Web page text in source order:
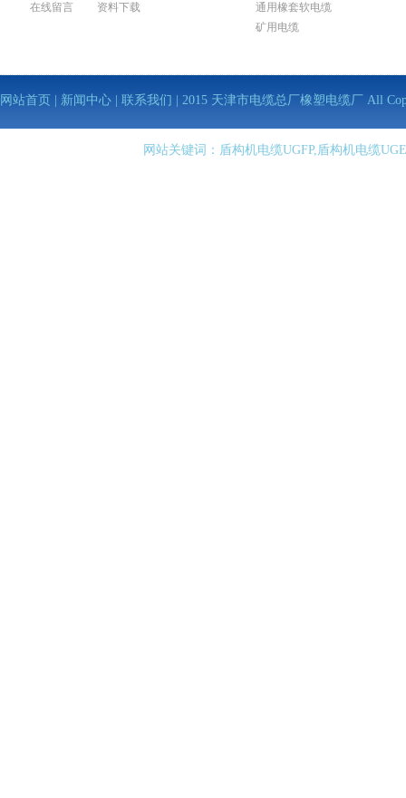
在线留言
资料下载
通用橡套软电缆
矿用电缆
网站首页 新闻中心 联系我们 | 2015 天津市电缆总厂橡塑电缆厂 All
网站关键词：盾构机电缆UGFP,盾构机电缆